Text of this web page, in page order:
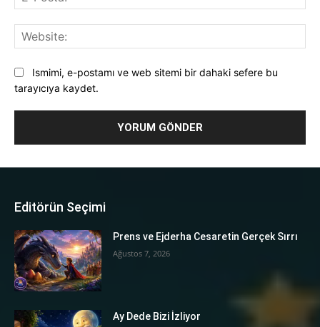
Ismimi, e-postamı ve web sitemi bir dahaki sefere bu
tarayıcıya kaydet.
Editörün Seçimi
Prens ve Ejderha Cesaretin Gerçek Sırrı
Ağustos 7, 2026
Ay Dede Bizi İzliyor